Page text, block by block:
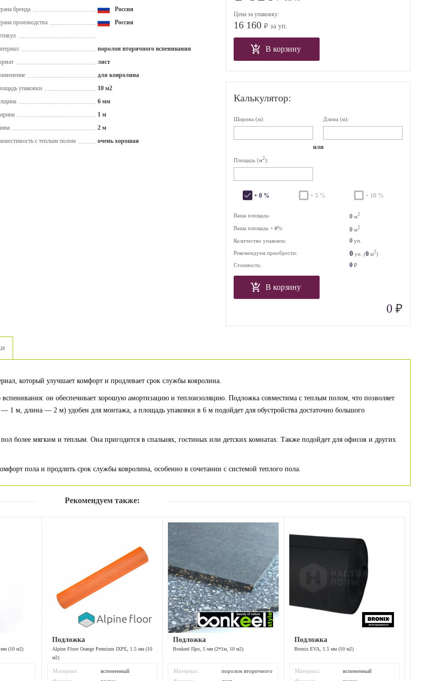
бренда
Россия
производства
Россия
поролон вторичного вспенивания
лист
для ковролина
упаковки
10 м2
6 мм
1 м
2 м
с теплым полом
очень хорошая
Цена за упаковку:
16 160 ₽ за уп.
В корзину
Калькулятор:
Ширина (м): Длина (м):
или
Площадь (м2):
+ 0 % + 5 % + 10 %
Ваша площадь: 0 м2
Ваша площадь + 0%: 0 м2
Количество упаковок: 0 уп.
Рекомендуем приобрести:
0 уп. (0 м2)
Стоимость:
0 ₽
В корзину
0 ₽
который улучшает комфорт и продлевает срок службы ковролина.
он обеспечивает хорошую амортизацию и теплоизоляцию. Подложка совместима с теплым полом, что позволяет
1 м, длина — 2 м) удобен для монтажа, а площадь упаковки в 6 м подойдет для обустройства достаточно большого
более мягким и теплым. Она пригодится в спальнях, гостиных или детских комнатах. Также подойдет для офисов и других
пола и продлить срок службы ковролина, особенно в сочетании с системой теплого пола.
Рекомендуем также:
мм (10 м2)
Подложка
Alpine Floor Orange Premium IXPE, 1.5 мм (10
м2)
Материал:
вспененный
Подложка
Bonkeel Про, 5 мм (2*1м, 10 м2)
Материал:
поролон вторичного
Подложка
Bronix EVA, 1.5 мм (10 м2)
Материал:
вспененный